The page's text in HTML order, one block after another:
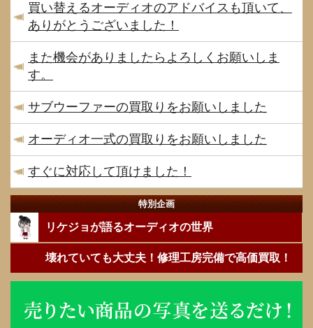
買い替えるオーディオのアドバイスも頂いて、
ありがとうございました！
また機会がありましたらよろしくお願いしま
す。
サブウーファーの買取りをお願いしました
オーディオ一式の買取りをお願いしました
すぐに対応して頂けました！
特別企画
リケジョが語るオーディオの世界
壊れていても大丈夫！修理工房完備で高価買取！